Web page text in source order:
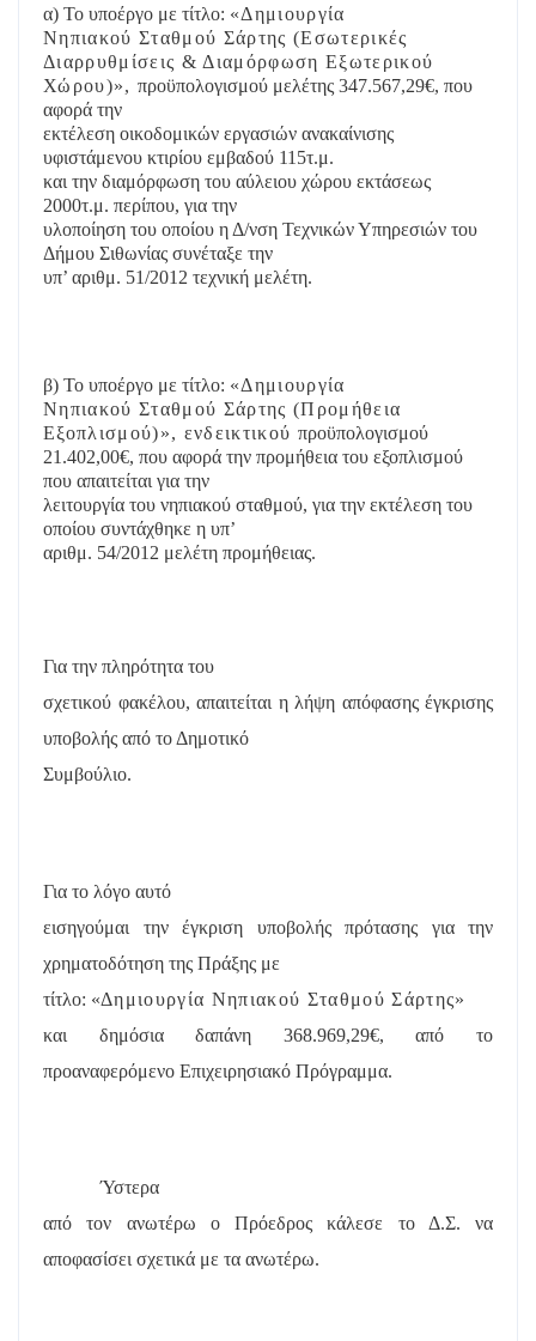
α) Το υποέργο με τίτλο: «Δημιουργία
Νηπιακού Σταθμού Σάρτης (Εσωτερικές
Διαρρυθμίσεις & Διαμόρφωση Εξωτερικού
Χώρου)»,προϋπολογισμού μελέτης 347.567,29€, που
αφορά την
εκτέλεση οικοδομικών εργασιών ανακαίνισης
υφιστάμενου κτιρίου εμβαδού 115τ.μ.
και την διαμόρφωση του αύλειου χώρου εκτάσεως
2000τ.μ. περίπου, για την
υλοποίηση του οποίου η Δ/νση Τεχνικών Υπηρεσιών του
Δήμου Σιθωνίας συνέταξε την
υπ’ αριθμ. 51/2012 τεχνική μελέτη.
β) Το υποέργο με τίτλο: «Δημιουργία
Νηπιακού Σταθμού Σάρτης (Προμήθεια
Εξοπλισμού)», ενδεικτικού προϋπολογισμού
21.402,00€, που αφορά την προμήθεια του εξοπλισμού
που απαιτείται για την
λειτουργία του νηπιακού σταθμού, για την εκτέλεση του
οποίου συντάχθηκε η υπ’
αριθμ. 54/2012 μελέτη προμήθειας.
Για την πληρότητα του
σχετικού φακέλου, απαιτείται η λήψη απόφασης έγκρισης
υποβολής από το Δημοτικό
Συμβούλιο.
Για το λόγο αυτό
εισηγούμαι την έγκριση υποβολής πρότασης για την
χρηματοδότηση της Πράξης με
τίτλο: «Δημιουργία Νηπιακού Σταθμού Σάρτης»
και δημόσια δαπάνη 368.969,29€, από το
προαναφερόμενο Επιχειρησιακό Πρόγραμμα.
Ύστερα
από τον ανωτέρω ο Πρόεδρος κάλεσε το Δ.Σ. να
αποφασίσει σχετικά με τα ανωτέρω.